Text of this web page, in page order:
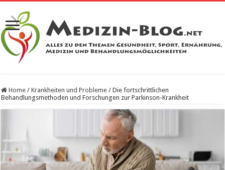
Home / Krankheiten und Probleme / Die fortschrittlichen
Behandlungsmethoden und Forschungen zur Parkinson-Krankheit